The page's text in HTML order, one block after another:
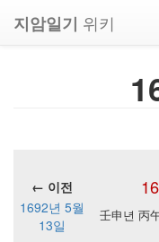
지암일기 위키
← 이전
1692년 5월
13일
壬申년 丙